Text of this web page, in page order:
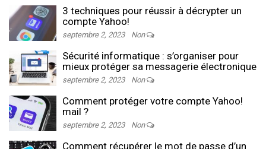
3 techniques pour réussir à décrypter un
compte Yahoo!
septembre 2, 2023 Non
Sécurité informatique : s’organiser pour
mieux protéger sa messagerie électronique
septembre 2, 2023 Non
Comment protéger votre compte Yahoo!
mail ?
septembre 2, 2023 Non
Comment récupérer le mot de passe d’un